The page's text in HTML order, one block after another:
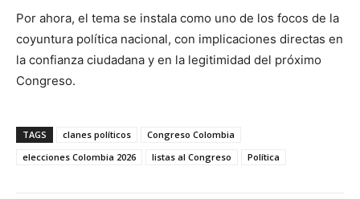
Por ahora, el tema se instala como uno de los focos de la
coyuntura política nacional, con implicaciones directas en
la confianza ciudadana y en la legitimidad del próximo
Congreso.
TAGS clanes políticos
Congreso Colombia
elecciones Colombia 2026
listas al Congreso Política